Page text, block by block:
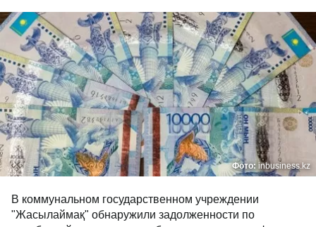
Фото: inbusiness.kz
В коммунальном государственном учреждении
"Жасылаймақ" обнаружили задолженности по